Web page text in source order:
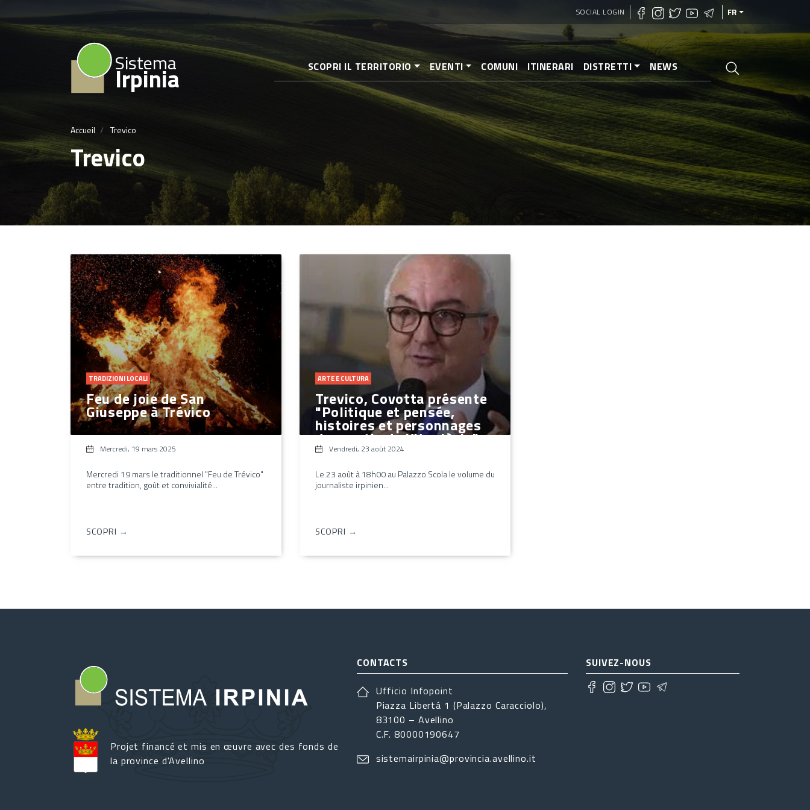
au
principal
SOCIAL LOGIN FR
Sistema
Irpinia SCOPRI IL TERRITORIO EVENTI COMUNI ITINERARI DISTRETTI NEWS
Accueil Trevico
Trevico
TRADIZIONI LOCALI
Feu de joie de San
Giuseppe à Trévico
Mercredi, 19 mars 2025
Mercredi 19 mars le traditionnel "Feu de Trévico"
entre tradition, goût et convivialité...
SCOPRI →
ARTE E CULTURA
Trevico, Covotta présente
"Politique et pensée,
histoires et personnages
des partis du XXe siècle"
Vendredi, 23 août 2024
Le 23 août à 18h00 au Palazzo Scola le volume du
journaliste irpinien...
SCOPRI →
Projet financé et mis en œuvre avec des fonds de
la province d'Avellino
CONTACTS
Ufficio Infopoint
Piazza Libertá 1 (Palazzo Caracciolo),
83100 – Avellino
C.F. 80000190647
sistemairpinia@provincia.avellino.it
SUIVEZ-NOUS